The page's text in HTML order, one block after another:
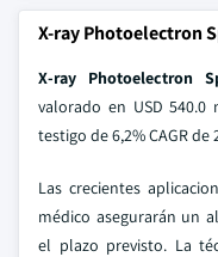
X-ray Photoelectron
X-ray Photoelectron
valorado en USD 540.0
testigo de 6,2% CAGR de
Las crecientes
médico asegurarán un
el plazo previsto. La